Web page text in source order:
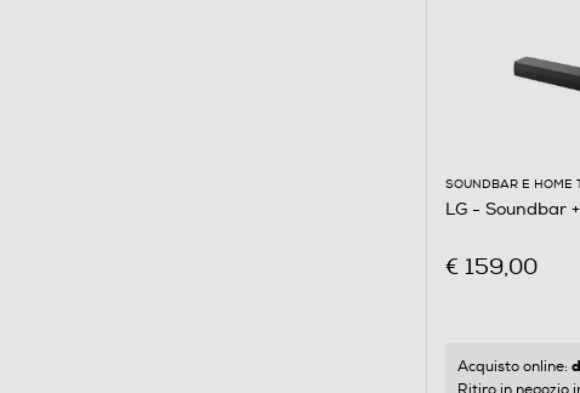
SOUNDBAR E HOME
LG - Soundbar
€ 159,00
Acquisto online: